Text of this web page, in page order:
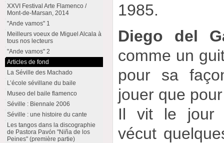
1985.
Diego del
comme un
pour sa
jouer que
Il vit le jour
vécut
XXVI Festival Arte Flamenco /
Mont-de-Marsan, 2014
"Ande vamos" 1
Meilleurs voeux de Miguel Alcala à
tous nos lecteurs
"Ande vamos" 2
Articles de fond
La Séville des Machado
L’école sévillane du baile
Museo del baile flamenco
Séville : Biennale 2006
Séville : une histoire du cante
Les tangos dans la discographie
de Pastora Pavón "Niña de los
Peines" (première partie)